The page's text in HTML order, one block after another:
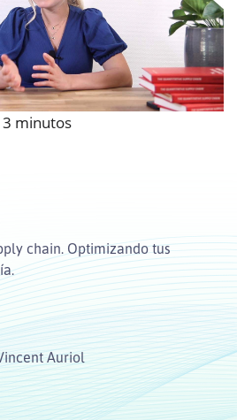
3 minutos
chain. Optimizando tus
Auriol